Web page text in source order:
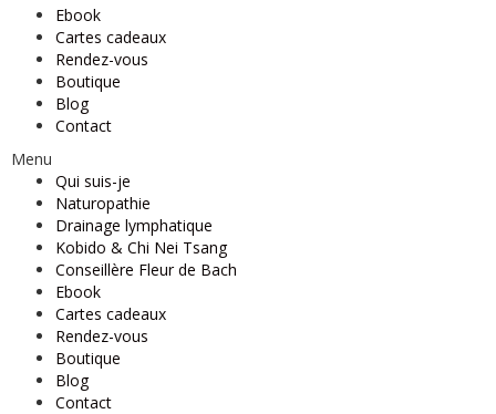
Ebook
Cartes cadeaux
Rendez-vous
Boutique
Blog
Contact
Menu
Qui suis-je
Naturopathie
Drainage lymphatique
Kobido & Chi Nei Tsang
Conseillère Fleur de Bach
Ebook
Cartes cadeaux
Rendez-vous
Boutique
Blog
Contact